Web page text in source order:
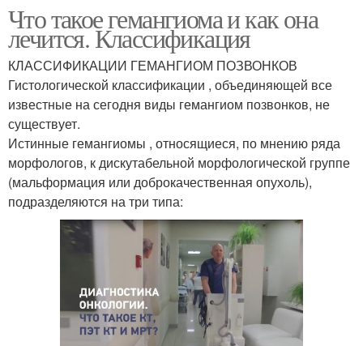
Что такое гемангиома и как она
лечится. Классификация
КЛАССИФИКАЦИИ ГЕМАНГИОМ ПОЗВОНКОВ
Гистологической классификации , объединяющей все
известные на сегодня виды гемангиом позвонков, не
существует.
Истинные гемангиомы , относящиеся, по мнению ряда
морфологов, к дискутабельной морфологической группе
(мальформация или доброкачественная опухоль),
подразделяются на три типа: